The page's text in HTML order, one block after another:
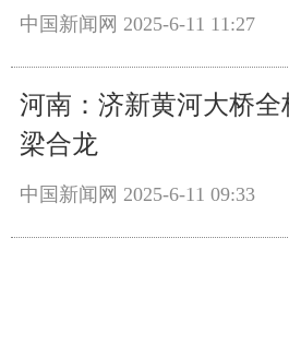
中国新闻网 2025-6-11 11:27
河南：济新黄河大桥全
梁合龙
中国新闻网 2025-6-11 09:33